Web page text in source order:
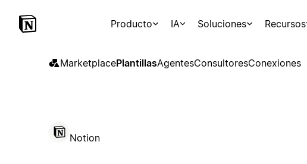
Producto IA Soluciones Recursos
MarketplacePlantillasAgentesConsultoresConexiones
Notion